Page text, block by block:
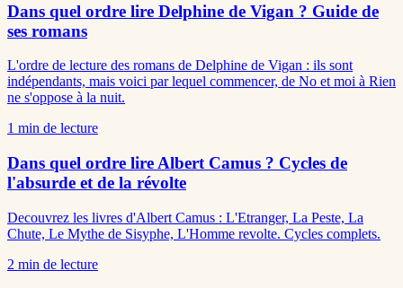
Dans quel ordre lire Delphine de Vigan ? Guide de
ses romans
L'ordre de lecture des romans de Delphine de Vigan : ils sont
indépendants, mais voici par lequel commencer, de No et moi à Rien
ne s'oppose à la nuit.
1 min de lecture
Dans quel ordre lire Albert Camus ? Cycles de
l'absurde et de la révolte
Decouvrez les livres d'Albert Camus : L'Etranger, La Peste, La
Chute, Le Mythe de Sisyphe, L'Homme revolte. Cycles complets.
2 min de lecture